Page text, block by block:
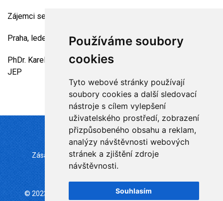
Používáme soubory
cookies
Tyto webové stránky používají
soubory cookies a další sledovací
nástroje s cílem vylepšení
uživatelského prostředí, zobrazení
přizpůsobeného obsahu a reklam,
analýzy návštěvnosti webových
stránek a zjištění zdroje
návštěvnosti.
Souhlasím
Zájemci se mohou obrátit na
Praha, leden 2026
PhDr. Karel Koblic, vedoucí balintovské sekce ČPtS ČLS
JEP
Zásady zpracování souborů cookie Mapa stránek
© 2023 Česká psychoterapeutická společnost | ČLS JEP